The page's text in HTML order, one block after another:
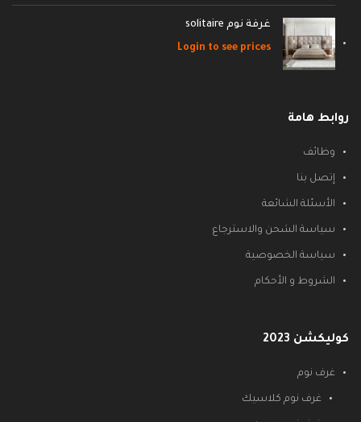
غرفة نوم solitaire
Login to see prices
روابط هامة
وظائف
إتصل بنا
الأسئلة الشائعة
سياسة الشحن والاسترجاع
سياسة الخصوصية
الشروط و الأحكام
كوليكشن 2023
غرف نوم
غرف نوم كلاسيك